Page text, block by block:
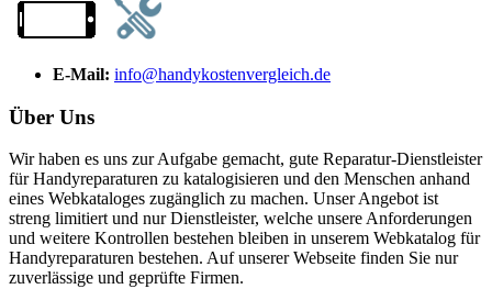
E-Mail: info@handykostenvergleich.de
Über Uns
Wir haben es uns zur Aufgabe gemacht, gute Reparatur-Dienstleister
für Handyreparaturen zu katalogisieren und den Menschen anhand
eines Webkataloges zugänglich zu machen. Unser Angebot ist
streng limitiert und nur Dienstleister, welche unsere Anforderungen
und weitere Kontrollen bestehen bleiben in unserem Webkatalog für
Handyreparaturen bestehen. Auf unserer Webseite finden Sie nur
zuverlässige und geprüfte Firmen.